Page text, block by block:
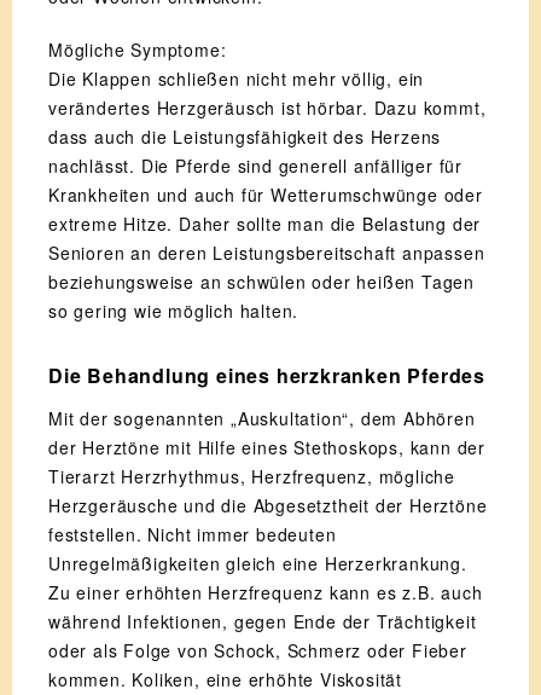
Mögliche Symptome:
Die Klappen schließen nicht mehr völlig, ein
verändertes Herzgeräusch ist hörbar. Dazu kommt,
dass auch die Leistungsfähigkeit des Herzens
nachlässt. Die Pferde sind generell anfälliger für
Krankheiten und auch für Wetterumschwünge oder
extreme Hitze. Daher sollte man die Belastung der
Senioren an deren Leistungsbereitschaft anpassen
beziehungsweise an schwülen oder heißen Tagen
so gering wie möglich halten.
Die Behandlung eines herzkranken Pferdes
Mit der sogenannten „Auskultation“, dem Abhören
der Herztöne mit Hilfe eines Stethoskops, kann der
Tierarzt Herzrhythmus, Herzfrequenz, mögliche
Herzgeräusche und die Abgesetztheit der Herztöne
feststellen. Nicht immer bedeuten
Unregelmäßigkeiten gleich eine Herzerkrankung.
Zu einer erhöhten Herzfrequenz kann es z.B. auch
während Infektionen, gegen Ende der Trächtigkeit
oder als Folge von Schock, Schmerz oder Fieber
kommen. Koliken, eine erhöhte Viskosität